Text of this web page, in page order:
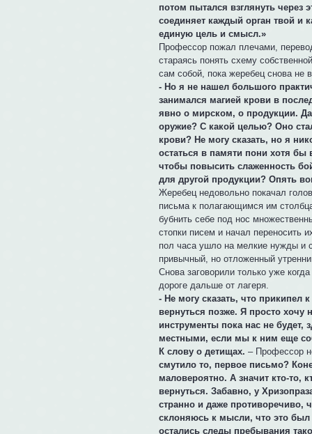
потом пытался взглянуть через
соединяет каждый орган твой и
единую цель и смысл.»
Профессор пожал плечами,
стараясь понять схему
сам собой, пока жеребец снова не
- Но я не нашел большого
занимался магией крови в
явно о мирском, о продукции.
оружие? С какой целью? Оно
крови? Не могу сказать, но я
остаться в памяти пони хотя
чтобы повысить слаженность
для другой продукции? Опять
Жеребец недовольно покачал
письма к полагающимся им
бубнить себе под нос
стопки писем и начал
пол часа ушло на мелкие нужды и
привычный, но отложенный
Снова заговорили только уже
дороге дальше от лагеря.
- Не могу сказать, что прикипел
вернуться позже. Я просто хочу
инструменты пока нас не будет,
местными, если мы к ним еще
К слову о детищах. – Профессор
смутило то, первое письмо?
маловероятно. А значит кто-то,
вернуться. Забавно, у
странно и даже противоречиво,
склоняюсь к мысли, что это
остались следы пребывания